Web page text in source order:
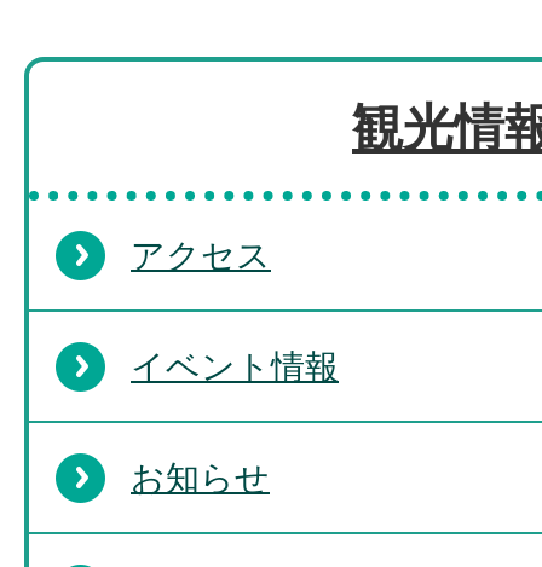
観光情
アクセス
イベント情報
お知らせ